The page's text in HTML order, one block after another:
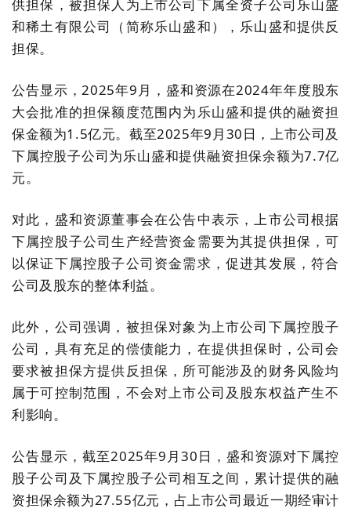
供担保，被担保人为上市公司下属全资子公司乐山盛
和稀土有限公司（简称乐山盛和），乐山盛和提供反
担保。
公告显示，2025年9月，盛和资源在2024年年度股东
大会批准的担保额度范围内为乐山盛和提供的融资担
保金额为1.5亿元。截至2025年9月30日，上市公司及
下属控股子公司为乐山盛和提供融资担保余额为7.7亿
元。
对此，盛和资源董事会在公告中表示，上市公司根据
下属控股子公司生产经营资金需要为其提供担保，可
以保证下属控股子公司资金需求，促进其发展，符合
公司及股东的整体利益。
此外，公司强调，被担保对象为上市公司下属控股子
公司，具有充足的偿债能力，在提供担保时，公司会
要求被担保方提供反担保，所可能涉及的财务风险均
属于可控制范围，不会对上市公司及股东权益产生不
利影响。
公告显示，截至2025年9月30日，盛和资源对下属控
股子公司及下属控股子公司相互之间，累计提供的融
资担保余额为27.55亿元，占上市公司最近一期经审计